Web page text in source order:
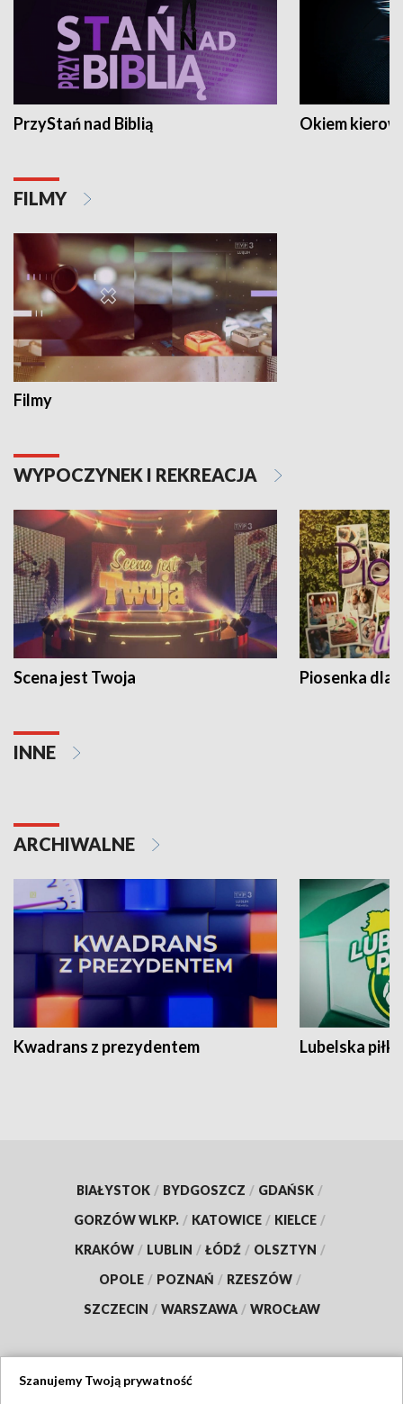
PrzyStań nad Biblią Okiem
FILMY
Filmy
WYPOCZYNEK I REKREACJA
Scena jest Twoja Piosenka dla
INNE
ARCHIWALNE
Kwadrans z prezydentem Lubelska piłka
BIAŁYSTOK / BYDGOSZCZ / GDAŃSK /
GORZÓW WLKP. / KATOWICE / KIELCE /
KRAKÓW / LUBLIN / ŁÓDŹ / OLSZTYN /
OPOLE / POZNAŃ / RZESZÓW /
SZCZECIN / WARSZAWA / WROCŁAW
Szanujemy Twoją prywatność